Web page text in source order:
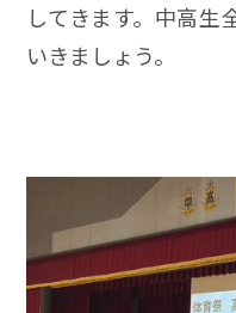
してきます。中高生
いきましょう。